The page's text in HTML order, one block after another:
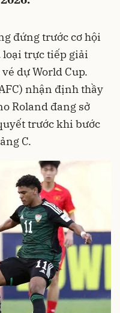
đứng trước cơ hội
loại trực tiếp giải
dự World Cup.
nhận định thầy
Roland đang sở
trước khi bước
C.